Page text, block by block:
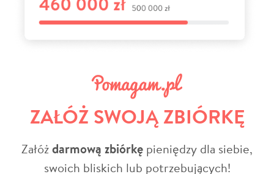
ZAŁÓŻ SWOJĄ ZBIÓRKĘ
Załóżdarmową zbiórkę pieniędzy dla siebie,
swoich bliskich lub potrzebujących!